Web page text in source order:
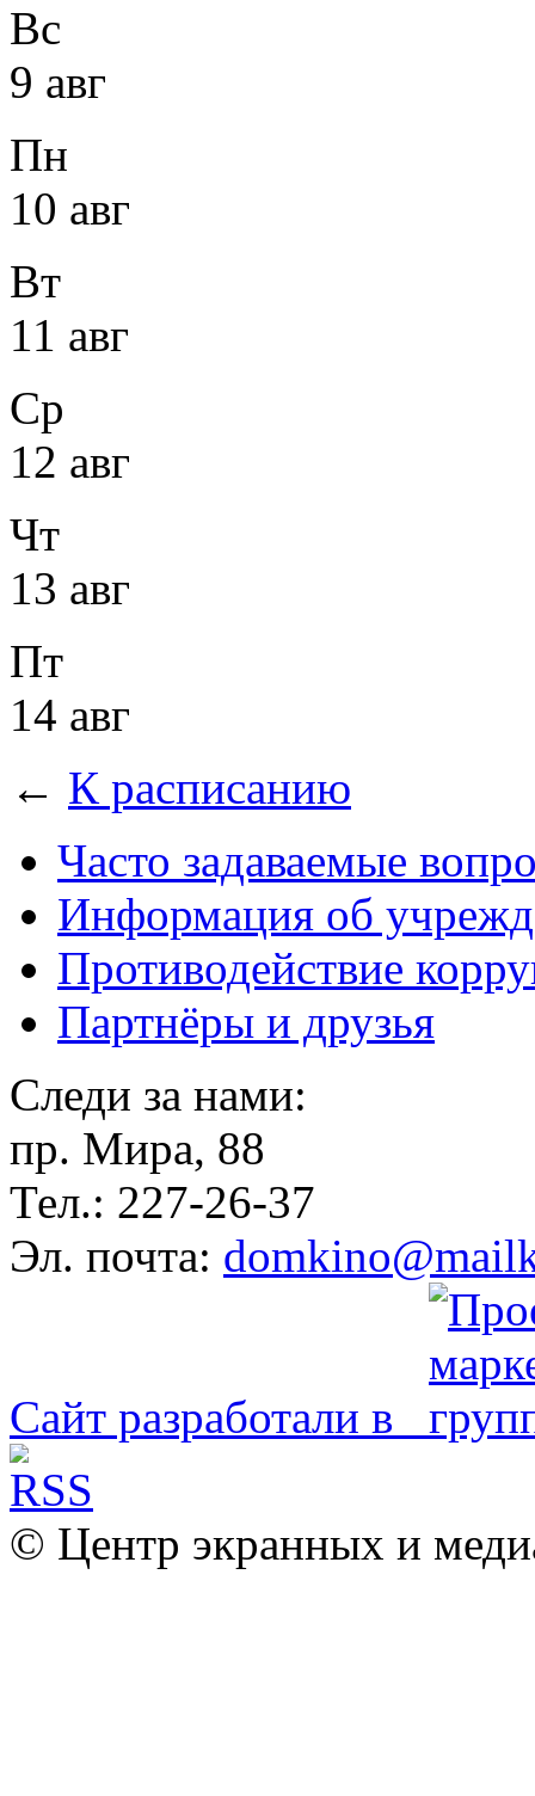
Вс
9 авг
Пн
10 авг
Вт
11 авг
Ср
12 авг
Чт
13 авг
Пт
14 авг
← К расписанию
Часто задаваемые
Информация об
Противодействие
Партнёры и друзья
Следи за нами:
пр. Мира, 88
Тел.: 227-26-37
Эл. почта:
Сайт разработали в
© Центр экранных и